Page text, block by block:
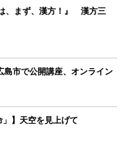
、まず、漢方！』 漢方三
市で公開講座、オンライン
」】天空を見上げて